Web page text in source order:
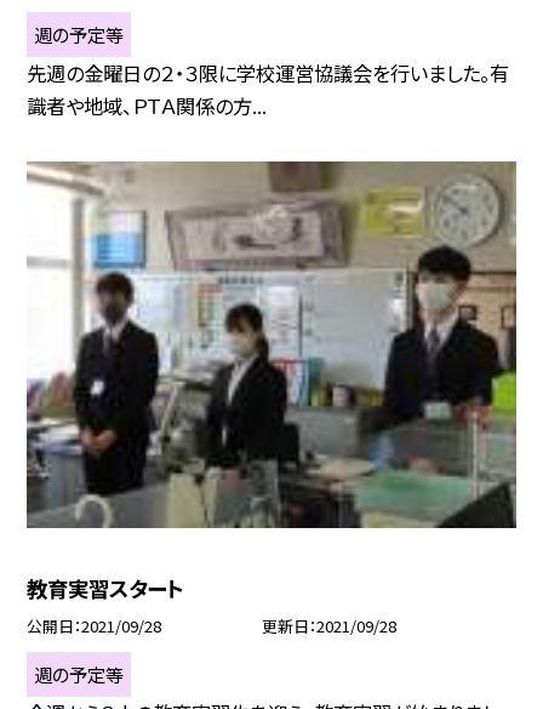
週の予定等
先週の金曜日の２・３限に学校運営協議会を行いました。有
識者や地域、ＰＴＡ関係の方...
教育実習スタート
公開日 2021/09/28 更新日 2021/09/28
週の予定等